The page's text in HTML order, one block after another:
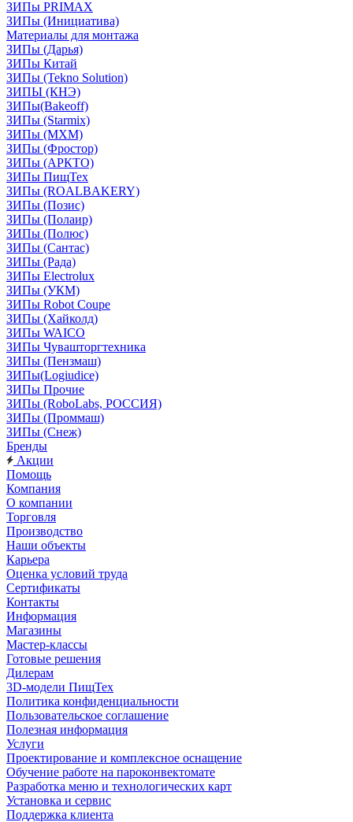
ЗИПы PRIMAX
ЗИПы (Инициатива)
Материалы для монтажа
ЗИПы (Дарья)
ЗИПы Китай
ЗИПы (Tekno Solution)
ЗИПЫ (КНЭ)
ЗИПы(Bakeoff)
ЗИПы (Starmix)
ЗИПы (МХМ)
ЗИПы (Фростор)
ЗИПы (АРКТО)
ЗИПы ПищТех
ЗИПы (ROALBAKERY)
ЗИПы (Позис)
ЗИПы (Полаир)
ЗИПы (Полюс)
ЗИПы (Сантас)
ЗИПы (Рада)
ЗИПы Electrolux
ЗИПы (УКМ)
ЗИПы Robot Coupe
ЗИПы (Хайколд)
ЗИПы WAICO
ЗИПы Чувашторгтехника
ЗИПы (Пензмаш)
ЗИПы(Logiudice)
ЗИПы Прочие
ЗИПы (RoboLabs, РОССИЯ)
ЗИПы (Проммаш)
ЗИПы (Снеж)
Бренды
Акции
Помощь
Компания
О компании
Торговля
Производство
Наши объекты
Карьера
Оценка условий труда
Сертификаты
Контакты
Информация
Магазины
Мастер-классы
Готовые решения
Дилерам
3D-модели ПищТех
Политика конфиденциальности
Пользовательское соглашение
Полезная информация
Услуги
Проектирование и комплексное оснащение
Обучение работе на пароконвектомате
Разработка меню и технологических карт
Установка и сервис
Поддержка клиента